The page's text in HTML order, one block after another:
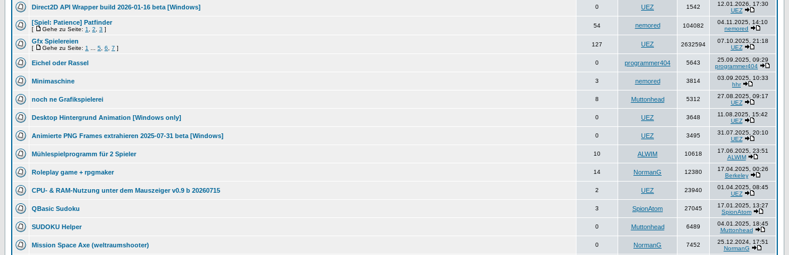
Direct2D API Wrapper build 2026-01-16 beta [Windows] 0 UEZ 1542
12.01.2026, 17:30
UEZ
[Spiel: Patience] Patfinder
[ Gehe zu Seite: 1 2 3 ]
54 nemored 104082
04.11.2025, 14:10
nemored
Gfx Spielereien
[ Gehe zu Seite: 1 5 6 7 ]
127 UEZ 2632594
07.10.2025, 21:18
UEZ
Eichel oder Rassel 0 programmer404 5643
25.09.2025, 09:29
programmer404
Minimaschine 3 nemored 3814
03.09.2025, 10:33
hhr
noch ne Grafikspielerei 8 Muttonhead 5312
27.08.2025, 09:17
UEZ
Desktop Hintergrund Animation [Windows only] 0 UEZ 3648
11.08.2025, 15:42
UEZ
Animierte PNG Frames extrahieren 2025-07-31 beta [Windows] 0 UEZ 3495
31.07.2025, 20:10
UEZ
Mühlespielprogramm für 2 Spieler 10 ALWIM 10618
17.06.2025, 23:51
ALWIM
Roleplay game + rpgmaker 14 NormanG 12380
17.04.2025, 00:26
Berkeley
CPU- & RAM-Nutzung unter dem Mauszeiger v0.9 b 20260715 2 UEZ 23940
01.04.2025, 08:45
UEZ
QBasic Sudoku 3 SpionAtom 27045
17.01.2025, 13:27
SpionAtom
SUDOKU Helper 0 Muttonhead 6489
04.01.2025, 18:45
Muttonhead
Mission Space Axe (weltraumshooter) 0 NormanG 7452
25.12.2024, 17:51
NormanG